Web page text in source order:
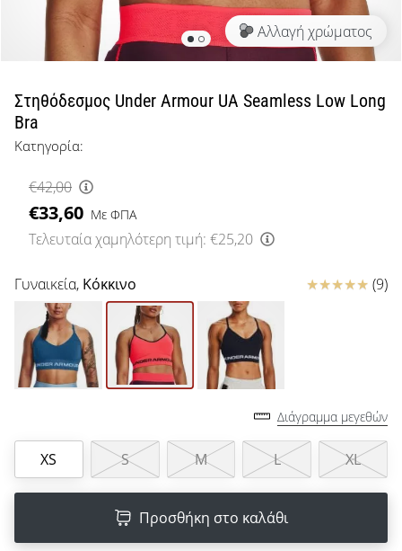
μπάσκετ
λάτρης
μπάσκετ
όπως
εμείς;
Έλα
μας
ως
πρεσβευτής
της
μας.
Εμφάνιση
όλων των
Αλλαγή χρώματος
Στηθόδεσμος Under Armour UA Seamless Low Long
Bra
Κατηγορία:
€42,00
€33,60 Με ΦΠΑ
Τελευταία χαμηλότερη τιμή: €25,20
Γυναικεία, Κόκκινο Κριτικές (9)
Διάγραμμα μεγεθών
XS S M L XL
Προσθήκη στο καλάθι